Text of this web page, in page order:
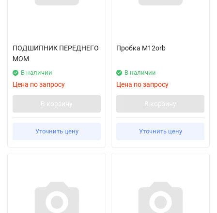
ПОДШИПНИК ПЕРЕДНЕГО
МОМ
В наличии
Цена по запросу
В корзину
Уточнить цену
Пробка М12orb
В наличии
Цена по запросу
В корзину
Уточнить цену